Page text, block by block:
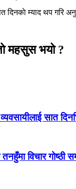
दिनकाे म्याद थप गरि
महसुस भयो ?
सात
विचार गोष्ठी